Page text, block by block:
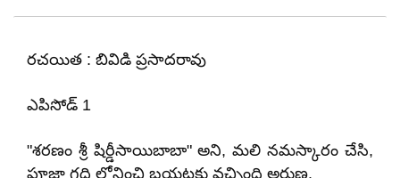
రచయిత : బివిడి ప్రసాదరావు
ఎపిసోడ్ 1
"శరణం శ్రీ షిర్డీసాయిబాబా" అని, మలి నమస్కారం చేసి,
పూజా గది లోనించి బయటకు వచ్చింది అరుణ.